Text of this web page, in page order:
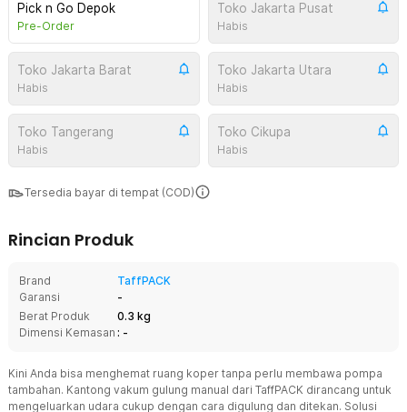
Pick n Go Depok
Pre-Order
Toko Jakarta Pusat
Habis
Toko Jakarta Barat
Habis
Toko Jakarta Utara
Habis
Toko Tangerang
Habis
Toko Cikupa
Habis
Tersedia bayar di tempat (COD)
Rincian Produk
Brand
TaffPACK
Garansi
-
Berat Produk
0.3 kg
Dimensi Kemasan : -
Kini Anda bisa menghemat ruang koper tanpa perlu membawa pompa
tambahan. Kantong vakum gulung manual dari TaffPACK dirancang untuk
mengeluarkan udara cukup dengan cara digulung dan ditekan. Solusi